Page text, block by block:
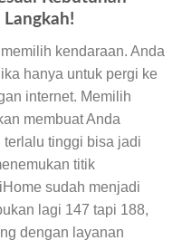
Langkah!
kendaraan. Anda
hanya untuk pergi ke
internet. Memilih
membuat Anda
terlalu tinggi bisa jadi
titik
sudah menjadi
lagi 147 tapi 188,
dengan layanan